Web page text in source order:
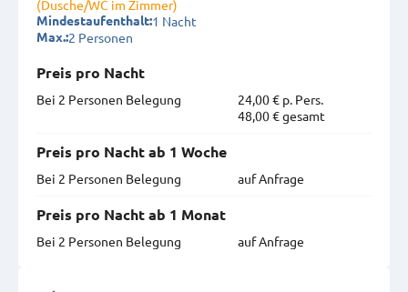
(Dusche/WC im Zimmer)
Mindestaufenthalt:1 Nacht
Max.:2 Personen
Preis pro Nacht
Bei 2 Personen Belegung
24,00 € p. Pers.
48,00 € gesamt
Preis pro Nacht ab 1 Woche
Bei 2 Personen Belegung
auf Anfrage
Preis pro Nacht ab 1 Monat
Bei 2 Personen Belegung
auf Anfrage